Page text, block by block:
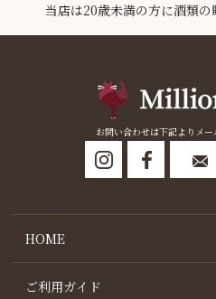
当店は20歳未満の方に酒類の
お問い合わせは下記よりメー
HOME
ご利用ガイド